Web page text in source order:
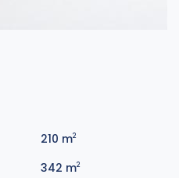
210 m2
342 m2